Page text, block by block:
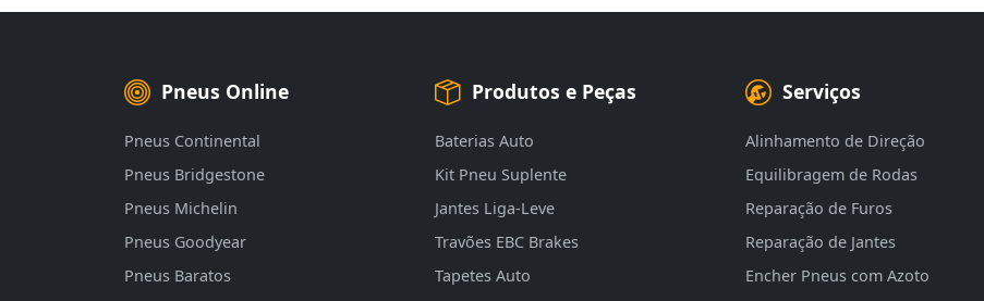
Pneus Online
Pneus Continental
Pneus Bridgestone
Pneus Michelin
Pneus Goodyear
Pneus Baratos
Produtos e Peças
Baterias Auto
Kit Pneu Suplente
Jantes Liga-Leve
Travões EBC Brakes
Tapetes Auto
Serviços
Alinhamento de Direção
Equilibragem de Rodas
Reparação de Furos
Reparação de Jantes
Encher Pneus com Azoto